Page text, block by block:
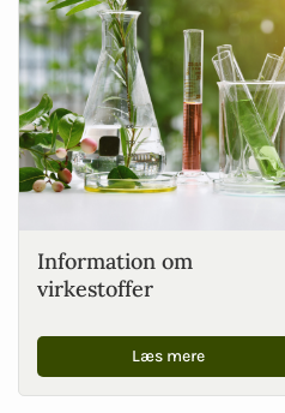
Information om
virkestoffer
Læs mere